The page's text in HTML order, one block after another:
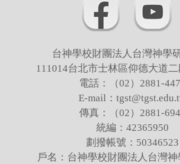
台神學校財團法人台灣神學
111014台北市士林區仰德大道
電話：（02）2881-
E-mail：
傳真：（02）2881-
統編：42365950
劃撥帳號：50346523
戶名：台神學校財團法人台灣